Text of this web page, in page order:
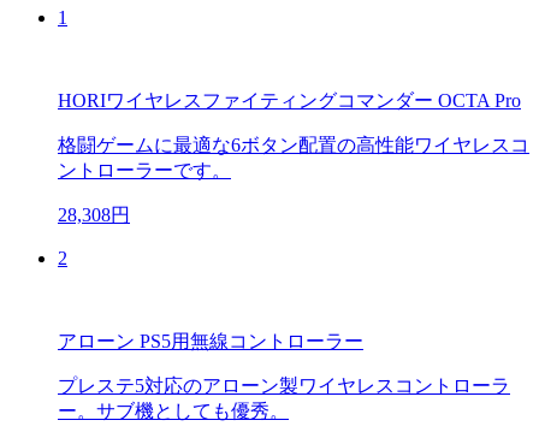
1
HORIワイヤレスファイティングコマンダー OCTA Pro
格闘ゲームに最適な6ボタン配置の高性能ワイヤレスコ
ントローラーです。
28,308円
2
アローン PS5用無線コントローラー
プレステ5対応のアローン製ワイヤレスコントローラ
ー。サブ機としても優秀。